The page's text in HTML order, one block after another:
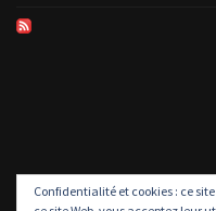
Confidentialité et cookies : ce